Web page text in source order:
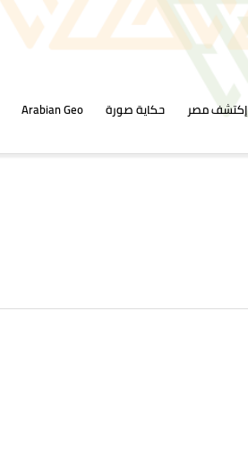
إكتشف مصر حكاية صورة Arabian Geo